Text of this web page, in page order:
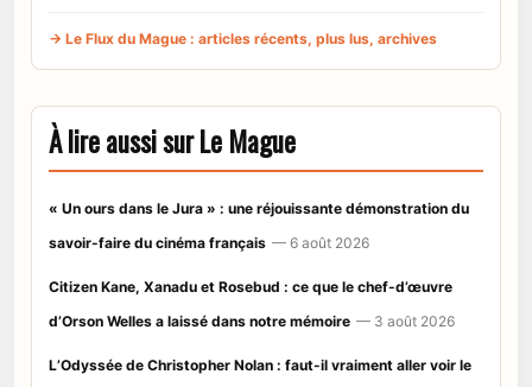
→ Le Flux du Mague : articles récents, plus lus, archives
À lire aussi sur Le Mague
« Un ours dans le Jura » : une réjouissante démonstration du
savoir-faire du cinéma français — 6 août 2026
Citizen Kane, Xanadu et Rosebud : ce que le chef-d’œuvre
d’Orson Welles a laissé dans notre mémoire — 3 août 2026
L’Odyssée de Christopher Nolan : faut-il vraiment aller voir le